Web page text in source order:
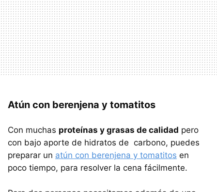
Atún con berenjena y tomatitos
Con muchas proteínas y grasas de calidad pero
con bajo aporte de hidratos de carbono, puedes
preparar un atún con berenjena y tomatitos en
poco tiempo, para resolver la cena fácilmente.